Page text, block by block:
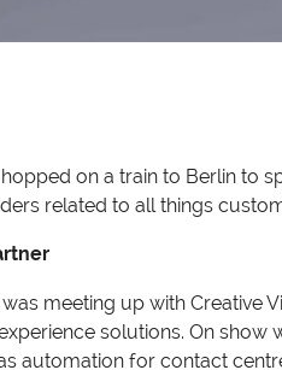
on a train to Berlin to
related to all things
meeting up with Creative
solutions. On
automation for contact